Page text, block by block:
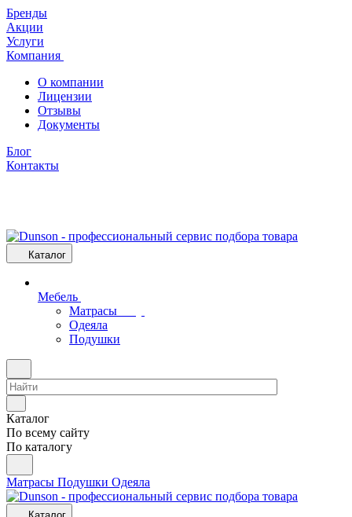
Бренды
Акции
Услуги
Компания
О компании
Лицензии
Отзывы
Документы
Блог
Контакты
Каталог
Мебель
Матрасы
Одеяла
Подушки
Каталог
По всему сайту
По каталогу
Матрасы Подушки Одеяла